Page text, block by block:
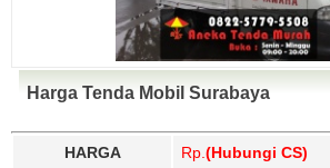
Harga Tenda Mobil Surabaya
HARGA Rp. (Hubungi CS)